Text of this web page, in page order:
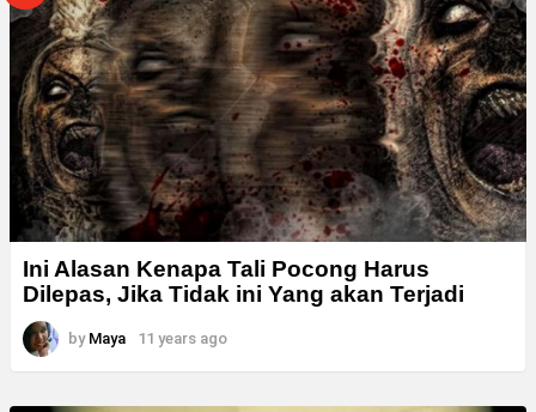
Ini Alasan Kenapa Tali Pocong Harus
Dilepas, Jika Tidak ini Yang akan Terjadi
by Maya 11 years ago